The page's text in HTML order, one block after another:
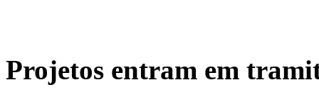
Projetos entram em